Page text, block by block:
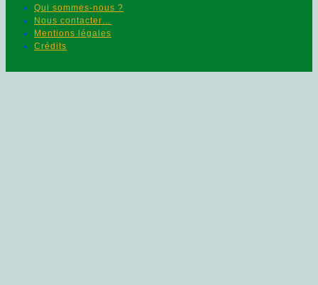
Qui sommes-nous ?
Nous contacter…
Mentions légales
Crédits